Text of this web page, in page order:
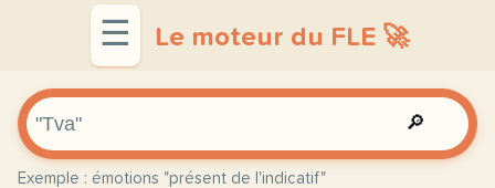
☰ Le moteur du FLE 🚀
🔎
Exemple : émotions "présent de l'indicatif"